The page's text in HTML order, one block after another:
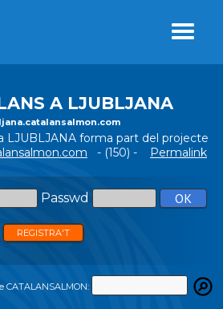
A LJUBLJANA
LJUBLJANA forma part del projecte
- (150) - Permalink
Passwd
REGISTRA'T
CATALANSALMON: